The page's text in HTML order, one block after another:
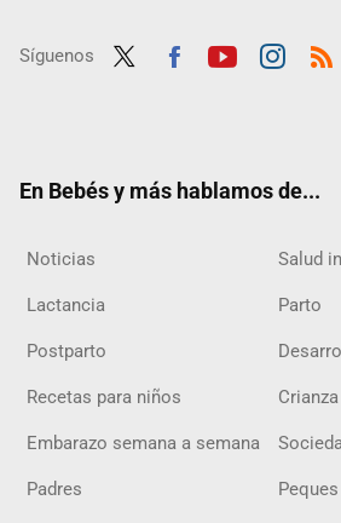
Síguenos
En Bebés y más hablamos de...
Noticias Salud
Lactancia Parto
Postparto
Recetas para niños
Embarazo semana a semana
Padres